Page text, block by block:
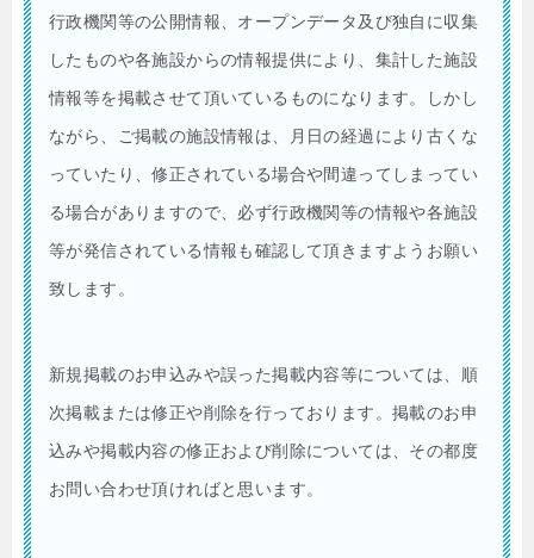
行政機関等の公開情報、オープンデータ及び独自に収集
したものや各施設からの情報提供により、集計した施設
情報等を掲載させて頂いているものになります。しかし
ながら、ご掲載の施設情報は、月日の経過により古くな
っていたり、修正されている場合や間違ってしまってい
る場合がありますので、必ず行政機関等の情報や各施設
等が発信されている情報も確認して頂きますようお願い
致します。
新規掲載のお申込みや誤った掲載内容等については、順
次掲載または修正や削除を行っております。掲載のお申
込みや掲載内容の修正および削除については、その都度
お問い合わせ頂ければと思います。